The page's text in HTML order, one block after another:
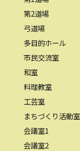
第2道場
弓道場
多目的ホール
市民交流室
和室
料理教室
工芸室
まちづくり活動室
会議室1
会議室2